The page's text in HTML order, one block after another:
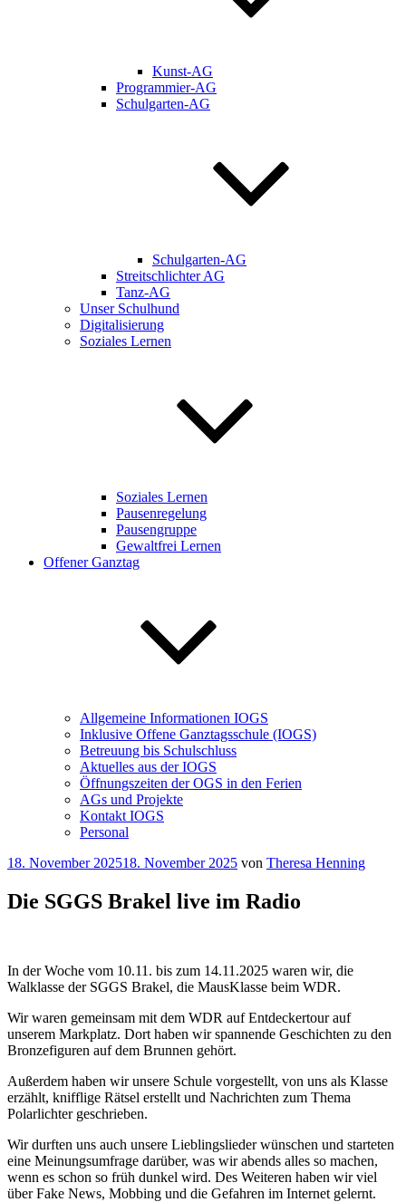
Kunst-AG
Programmier-AG
Schulgarten-AG
Schulgarten-AG
Streitschlichter AG
Tanz-AG
Unser Schulhund
Digitalisierung
Soziales Lernen
Soziales Lernen
Pausenregelung
Pausengruppe
Gewaltfrei Lernen
Offener Ganztag
Allgemeine Informationen IOGS
Inklusive Offene Ganztagsschule (IOGS)
Betreuung bis Schulschluss
Aktuelles aus der IOGS
Öffnungszeiten der OGS in den Ferien
AGs und Projekte
Kontakt IOGS
Personal
Veröffentlicht
18. November 202518. November 2025 von Theresa Henning
Die SGGS Brakel live im Radio
In der Woche vom 10.11. bis zum 14.11.2025 waren wir, die
Walklasse der SGGS Brakel, die MausKlasse beim WDR.
Wir waren gemeinsam mit dem WDR auf Entdeckertour auf
unserem Markplatz. Dort haben wir spannende Geschichten zu den
Bronzefiguren auf dem Brunnen gehört.
Außerdem haben wir unsere Schule vorgestellt, von uns als Klasse
erzählt, knifflige Rätsel erstellt und Nachrichten zum Thema
Polarlichter geschrieben.
Wir durften uns auch unsere Lieblingslieder wünschen und starteten
eine Meinungsumfrage darüber, was wir abends alles so machen,
wenn es schon so früh dunkel wird. Des Weiteren haben wir viel
über Fake News, Mobbing und die Gefahren im Internet gelernt.